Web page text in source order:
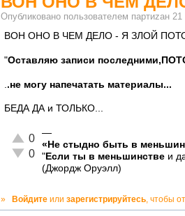
Опубликовано пользователем партиzан 21
ВОН ОНО В ЧЕМ ДЕЛО - Я ЗЛОЙ
"Оставляю записи
.не могу напечатать материалы...
БЕДА ДА и ТОЛЬКО...
Отлично!
0
Неадекватно!
0
—
«Не стыдно быть в
" Если ты в меньшинстве и
(Джордж Оруэлл)
» Войдите или зарегистрируйтесь, чтобы